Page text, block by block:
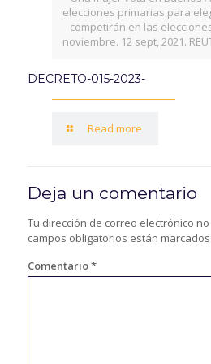
elecciones primarias para
competirán en las
noviembre. 12 sept, 2021.
DECRETO-015-2023-
Read more
Deja un comentario
Tu dirección de correo electrónico
campos obligatorios están
Comentario*